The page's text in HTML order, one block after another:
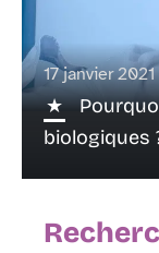
17 janvier 2021
biologiques